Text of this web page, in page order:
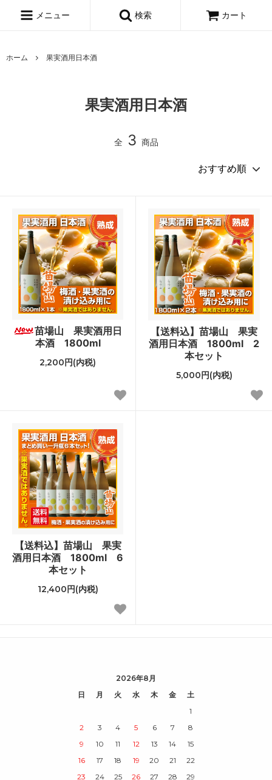
メニュー 検索 カート
ホーム 果実酒用日本酒
果実酒用日本酒
全 3 商品
苗場山 果実酒用日
本酒 1800ml
2,200円(内税)
【送料込】苗場山 果実
酒用日本酒 1800ml 2
本セット
5,000円(内税)
【送料込】苗場山 果実
酒用日本酒 1800ml 6
本セット
12,400円(内税)
2026年8月
日
月 火 水 木 金
土
1
2
3 4 5 6 7
8
9
10 11 12 13 14
15
16
17 18 19 20 21
22
23
24 25 26 27 28
29